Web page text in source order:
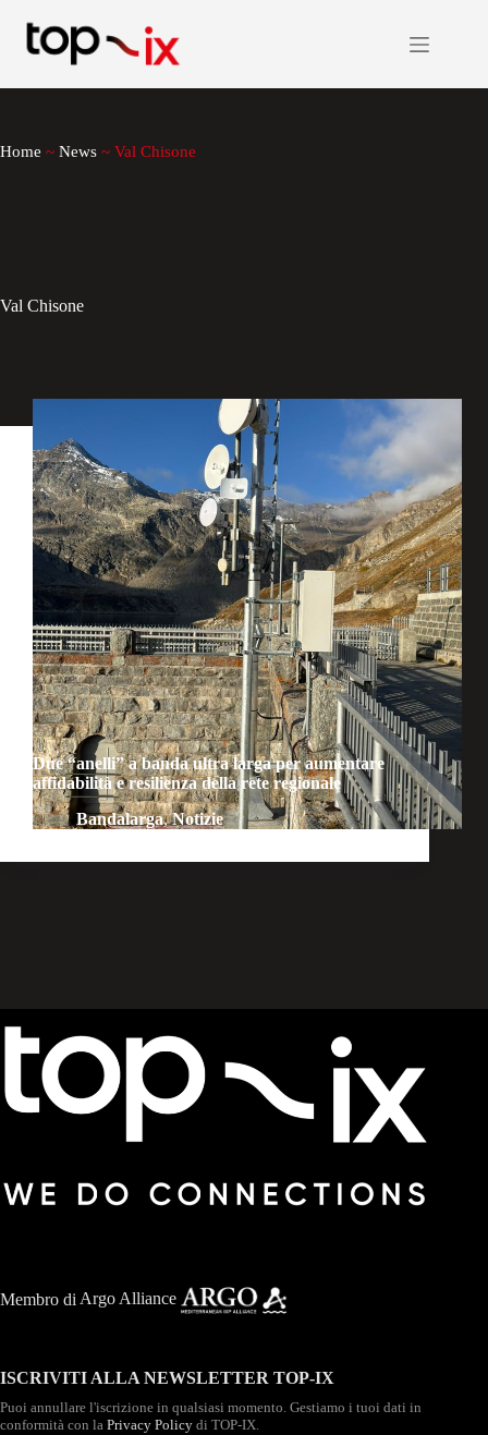
contenuto
Home ~ News ~ Val Chisone
Val Chisone
Due “anelli” a banda ultra larga per aumentare
affidabilità e resilienza della rete regionale
Bandalarga,Notizie
Membro di Argo Alliance
ISCRIVITI ALLA NEWSLETTER TOP-IX
Puoi annullare l'iscrizione in qualsiasi momento. Gestiamo i tuoi dati in
conformità con la Privacy Policy di TOP-IX.